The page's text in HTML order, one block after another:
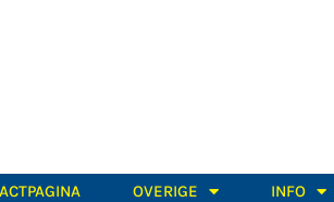
OVERIGE INFO